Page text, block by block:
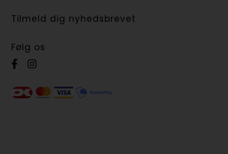
Tilmeld dig nyhedsbrevet
Følg os